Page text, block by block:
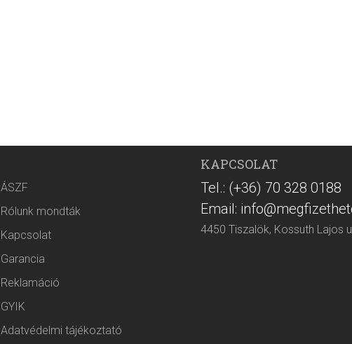
ÁSZF
Rólunk mondták
Kapcsolat
Garancia
Reklamáció
GYIK
Adatvédelmi tájékoztató
KAPCSOLAT
Tel.: (+36) 70 328 0188
Email:
4450 Tiszalök, Kossuth Lajos